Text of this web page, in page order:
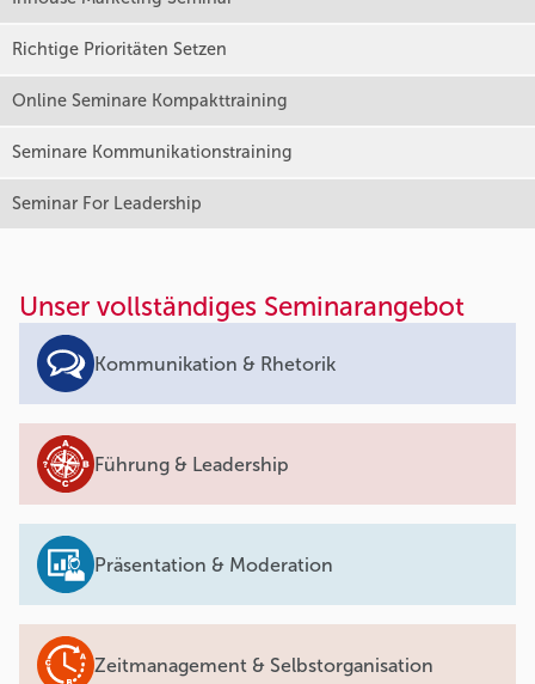
Richtige Prioritäten Setzen
Online Seminare Kompakttraining
Seminare Kommunikationstraining
Seminar For Leadership
Unser vollständiges Seminarangebot
Kommunikation & Rhetorik
Führung & Leadership
Präsentation & Moderation
Zeitmanagement & Selbstorganisation